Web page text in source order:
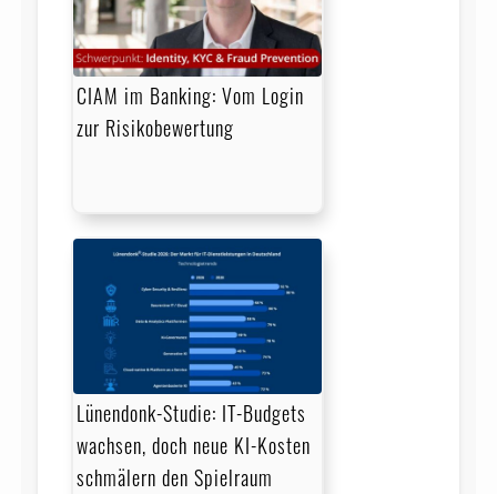
CIAM im Banking: Vom Login
zur Risikobewertung
Lünendonk-Studie: IT-Budgets
wachsen, doch neue KI-Kosten
schmälern den Spielraum